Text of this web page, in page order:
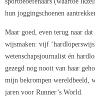
hun joggingschoenen
Maar goed, even terug naar
wijsmaken: vijf
wetenschapsjournalist én
gezegd nog nooit van haar
mijn bekrompen wereldbeeld,
jaren voor Runner’s World.